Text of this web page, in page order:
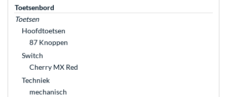
Toetsenbord
Toetsen
Hoofdtoetsen
87 Knoppen
Switch
Cherry MX Red
Techniek
mechanisch